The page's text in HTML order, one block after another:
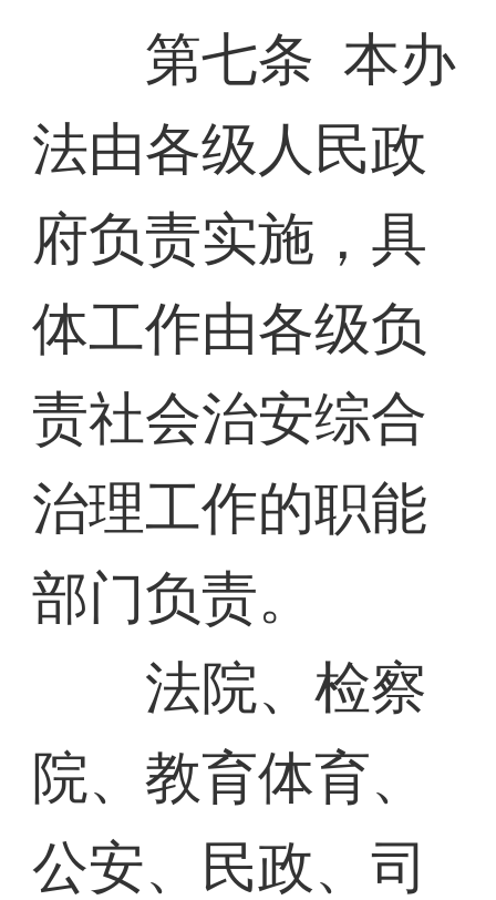
第七条 本办
法由各级人民政
府负责实施，具
体工作由各级负
责社会治安综合
治理工作的职能
部门负责。
法院、检察
院、教育体育、
公安、民政、司